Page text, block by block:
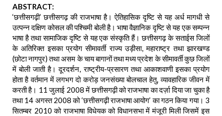
ABSTRACT:
‘छत्तीसगढ़ी’ छत्तीसगढ़ की राजभाषा है। ऐतिहासिक दृष्टि से यह अर्ध मागधी से
उत्पन्न दक्षिण कोसल की पश्चिमी बोली है। भाषा वैज्ञानिक दृष्टि से यह एक सम्पन्न
भाषा है तथा सामाजिक दृष्टि से यह एक संस्कृति हैं। छत्तीसगढ़ के सताईस जिलों
के अतिरिक्त इसका प्रयोग सीमावर्ती राज्य उड़ीसा, महाराष्ट्र तथा झारखण्ड
(छोटा नागपुर) तथा असम के चाय बागानों तथा मध्य प्रदेश के सीमावर्ती कुछ जिलों
में बोली जाती है। दूरदर्शन, राष्ट्रीय-प्रसारण तथा आकाशवाणी इसका प्रयोग
होता है वर्तमान में लगभग दो करोड़ जनसंख्या बोलचाल हेतु, व्यावहारिक जीवन में
करती है। 11 जुलाई 2008 में छत्तीसगढ़ी को राजभाषा का दर्ज़ा दिया जा चुका है
तथा 14 अगस्त 2008 को ‘छत्तीसगढ़ी राजभाषा आयोग’ का गठन किया गया। 3
सितम्बर 2010 को राजभाषा विधेयक को विधानसभा में मंजूरी मिली जिसमें इस